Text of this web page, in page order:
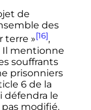
de
des
terre »[16],
Il mentionne
souffrants
prisonniers
6 de la
défendra le
pas modifié.